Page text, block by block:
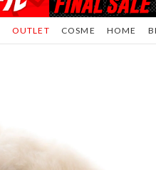
COSME HOME
OUTLET